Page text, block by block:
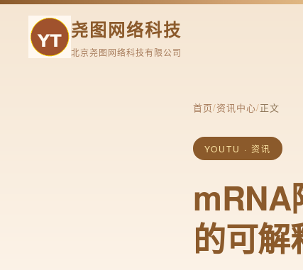
尧图网络科技
北京尧图网络科技有限公司
首页/资讯中心/正文
YOUTU · 资讯
mRNA
的可解